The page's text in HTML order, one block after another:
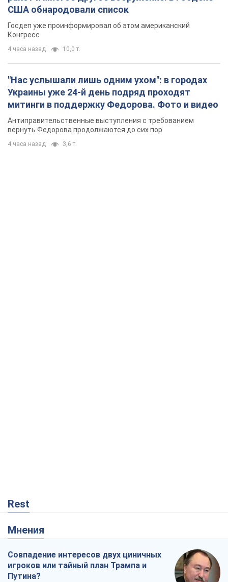
США обнародовали список
Госдеп уже проинформировал об этом американский
Конгресс
4 часа назад 10,0 т.
"Нас услышали лишь одним ухом": в городах
Украины уже 24-й день подряд проходят
митинги в поддержку Федорова. Фото и видео
Антиправительственные выступления с требованием
вернуть Федорова продолжаются до сих пор
4 часа назад 3,6 т.
Rest
Мнения
Совпадение интересов двух циничных
игроков или тайный план Трампа и
Путина?